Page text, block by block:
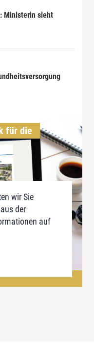
Ministerin sieht
für die
wir Sie
der
auf